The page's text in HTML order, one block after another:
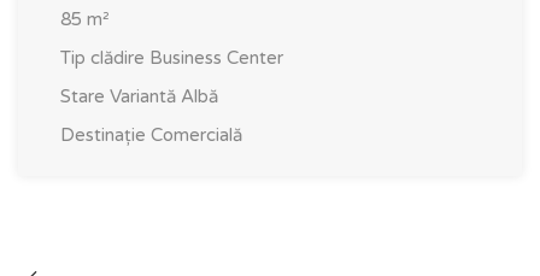
85 m²
Tip clădire Business Center
Stare Variantă Albă
Destinație Comercială